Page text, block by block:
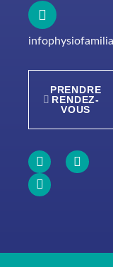
PRENDRE
RENDEZ-
VOUS